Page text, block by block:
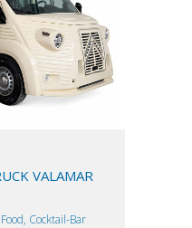
VALAMAR
Cocktail-Bar